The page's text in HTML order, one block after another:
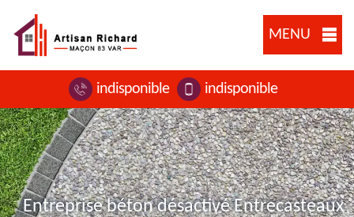
MENU
indisponible indisponible
Entreprise béton désactivé Entrecasteaux